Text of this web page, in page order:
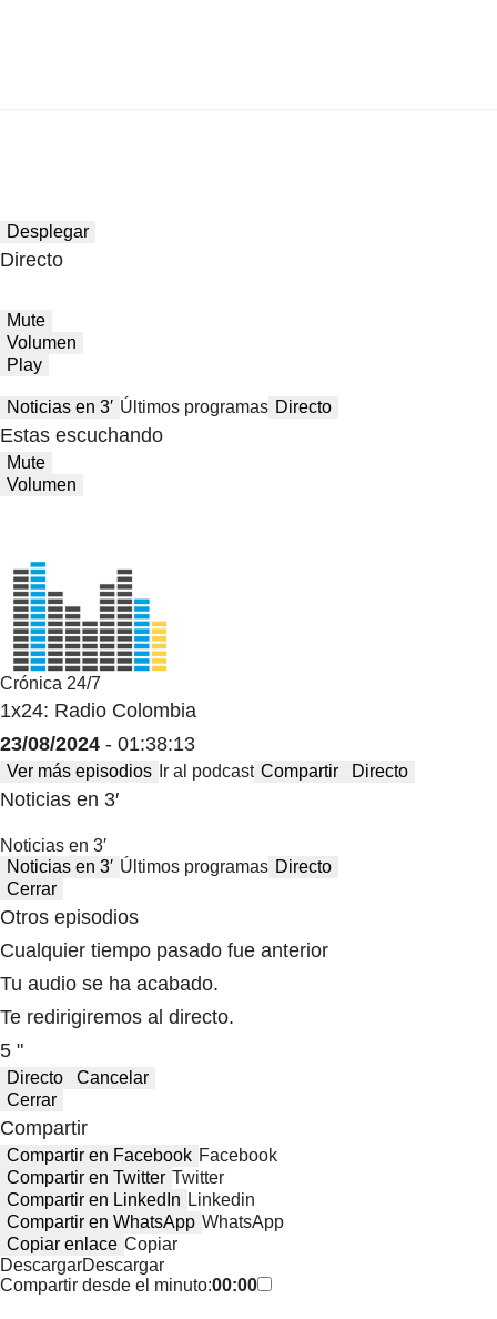
Desplegar
Directo
Mute
Volumen
Play
Noticias en 3′ Últimos programas Directo
Estas escuchando
Mute
Volumen
Crónica 24/7
1x24: Radio Colombia
23/08/2024 - 01:38:13
Ver más episodios Ir al podcast Compartir Directo
Noticias en 3′
Noticias en 3′
Noticias en 3′ Últimos programas Directo
Cerrar
Otros episodios
Cualquier tiempo pasado fue anterior
Tu audio se ha acabado.
Te redirigiremos al directo.
5 "
Directo
Cancelar
Cerrar
Compartir
Compartir en Facebook Facebook
Compartir en Twitter Twitter
Compartir en LinkedIn Linkedin
Compartir en WhatsApp WhatsApp
Copiar enlace Copiar
DescargarDescargar
Compartir desde el minuto:00:00